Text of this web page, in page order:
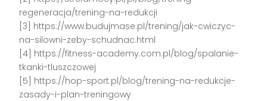
regeneracja/trening-na-redukcji
[3] https://www.budujmase.pl/trening/jak-cwiczyc-
na-silowni-zeby-schudnac.html
[4] https://fitness-academy.com.pl/blog/spalanie-
tkanki-tluszczowej
[5] https://hop-sport.pl/blog/trening-na-redukcje-
zasady-i-plan-treningowy